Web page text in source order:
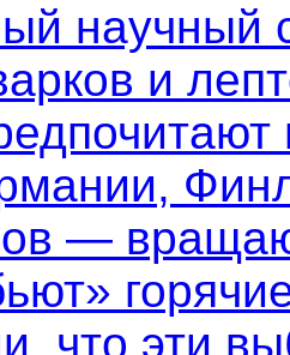
научный
и
—
что эти